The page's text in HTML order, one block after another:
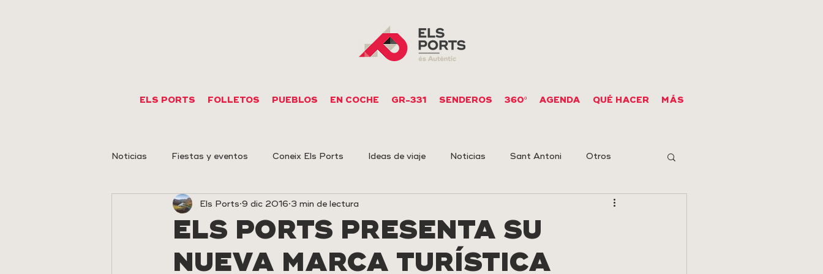
ELS PORTS FOLLETOS PUEBLOS EN COCHE GR-331 SENDEROS 360º AGENDA QUÉ HACER MÁS
Noticias Fiestas y eventos Coneix Els Ports Ideas de viaje Noticias Sant Antoni Otros
Eventos deportivos Arte rupestre Arqueología
ELS PORTS PRESENTA SU
NUEVA MARCA TURÍSTICA
Els Ports 9 dic 2016 3 min de lectura